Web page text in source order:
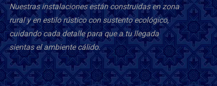
Nuestras instalaciones están construidas en zona
rural y en estilo rústico con sustento ecológico,
cuidando cada detalle para que a tu llegada
sientas el ambiente cálido.